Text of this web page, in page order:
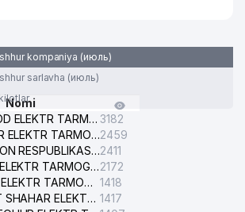
BIRLASHMASI
MChJ
MChJ
COFFEE PROJECT MChJ
TECHLONOLOGIES MChJ
kompaniya (июль)
sarlavha (июль)
Nomi
YASHNOBOD ELEKTR TARMOG'I NOSOZLIKLARI XIZMATI 3182
CHILONZOR ELEKTR TARMOG'I NOSOZLIK XIZMATI2459
O'ZBEKISTON RESPUBLIKASI BOSH PROKURATURASI ISHONCH TELEFONI2411
OLMAZOR ELEKTR TARMOG'I NOSOZLIKLARI XIZMATI2172
UCH-TEPA ELEKTR TARMOG'I NOSOZLIKLARI XIZMATI 1418
TOSHKENT SHAHAR ELEKTR TARMOQLARI KORXONASI AJ 1417